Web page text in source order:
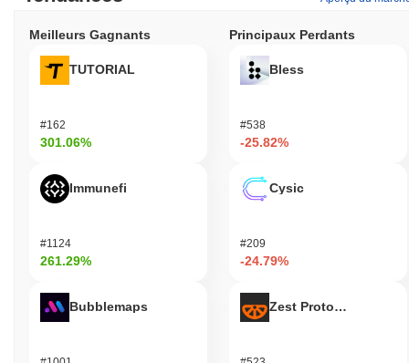
Meilleurs Gagnants
TUTORIAL
#162
301.06%
Immunefi
#1124
261.29%
Bubblemaps
Principaux Perdants
Bless
#538
-25.82%
Cysic
#209
-24.79%
Zest Protocol